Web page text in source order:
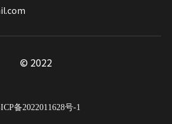
© 2022
备2022011628号-1